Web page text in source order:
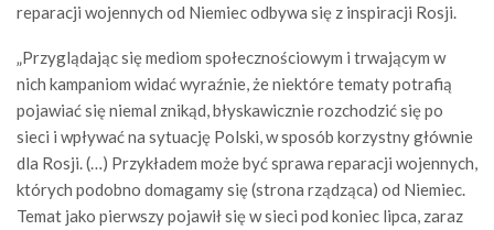
reparacji wojennych od Niemiec odbywa się z inspiracji Rosji.
„Przyglądając się mediom społecznościowym i trwającym w
nich kampaniom widać wyraźnie, że niektóre tematy potrafią
pojawiać się niemal znikąd, błyskawicznie rozchodzić się po
sieci i wpływać na sytuację Polski, w sposób korzystny głównie
dla Rosji. (…) Przykładem może być sprawa reparacji wojennych,
których podobno domagamy się (strona rządząca) od Niemiec.
Temat jako pierwszy pojawił się w sieci pod koniec lipca, zaraz